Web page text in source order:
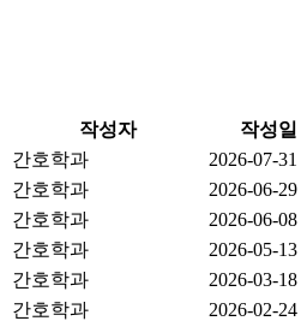
작성자 작성일
간호학과 2026-07-31
간호학과 2026-06-29
간호학과 2026-06-08
간호학과 2026-05-13
간호학과 2026-03-18
간호학과 2026-02-24